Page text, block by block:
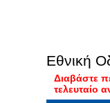
Εθνική
Διαβάστε
τελευταίο